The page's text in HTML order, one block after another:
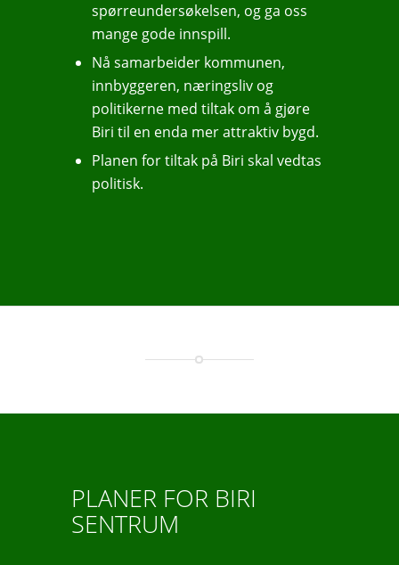
spørreundersøkelsen, og ga oss
mange gode innspill.
Nå samarbeider kommunen,
innbyggeren, næringsliv og
politikerne med tiltak om å gjøre
Biri til en enda mer attraktiv bygd.
Planen for tiltak på Biri skal vedtas
politisk.
PLANER FOR BIRI
SENTRUM